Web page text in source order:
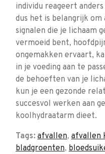
individu reageert
dus het is belangrijk om
signalen die je lichaam
vermoeid bent,
ongemakken ervaart,
in je voeding aan te
de behoeften van je
kun je een gezonde
succesvol werken aan
koolhydraatarm dieet.
Tags: afvallen, afvallen
bladgroenten,